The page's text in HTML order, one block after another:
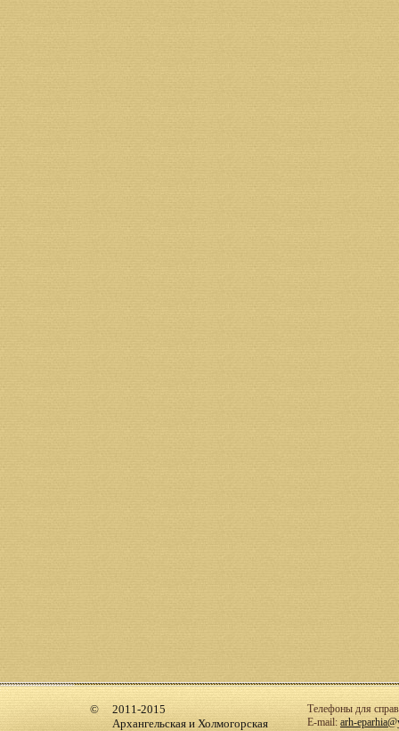
2011-2015
Архангельская и Холмогорская
Телефоны для
E-mail: arh-